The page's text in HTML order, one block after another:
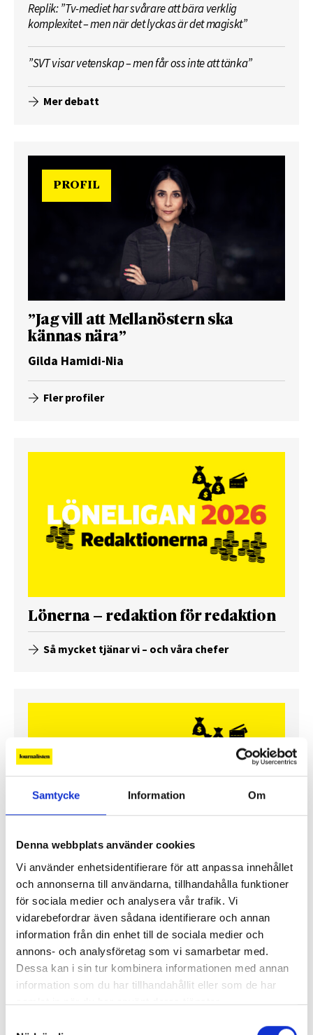
Samtycke Information Om
Denna webbplats använder cookies
Vi använder enhetsidentifierare för att anpassa innehållet
och annonserna till användarna, tillhandahålla funktioner
för sociala medier och analysera vår trafik. Vi
vidarebefordrar även sådana identifierare och annan
information från din enhet till de sociala medier och
annons- och analysföretag som vi samarbetar med.
Dessa kan i sin tur kombinera informationen med annan
information som du har tillhandahållit eller som de har
samlat in när du har använt deras tjänster.
Replik: ”Tv-mediet har svårare att bära verklig
komplexitet – men när det lyckas är det magiskt”
”SVT visar vetenskap – men får oss inte att tänka”
Mer debatt
PROFIL
”Jag vill att Mellanöstern ska
kännas nära”
Gilda Hamidi-Nia
Fler profiler
Lönerna – redaktion för redaktion
Så mycket tjänar vi – och våra chefer
Så mycket tjänar mediecheferna
Så mycket tjänar 260 mediechefer